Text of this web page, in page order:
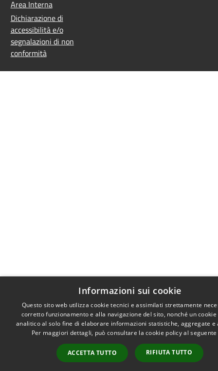
Area Interna
Dichiarazione di
accessibilità e/o
segnalazioni di non
conformità
Informazioni sui cookie
Questo sito web utilizza cookie tecnici e assimilati strettamente
corretto funzionamento e alla navigazione del sito, nonché un
analitico al solo fine di elaborare informazioni statistiche, aggregate e
Per maggiori dettagli, può consultare la cookie policy al seguente
ACCETTA TUTTO RIFIUTA TUTTO